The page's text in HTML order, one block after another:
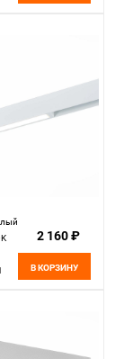
2 160 ₽
В КОРЗИНУ